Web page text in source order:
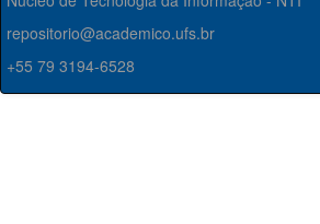
repositorio@academico.ufs.br
+55 79 3194-6528